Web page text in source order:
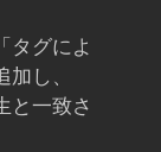
タグによ
し、
と一致さ